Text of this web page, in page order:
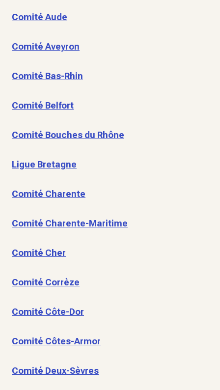
Comité Aude
Comité Aveyron
Comité Bas-Rhin
Comité Belfort
Comité Bouches du Rhône
Ligue Bretagne
Comité Charente
Comité Charente-Maritime
Comité Cher
Comité Corrèze
Comité Côte-Dor
Comité Côtes-Armor
Comité Deux-Sèvres